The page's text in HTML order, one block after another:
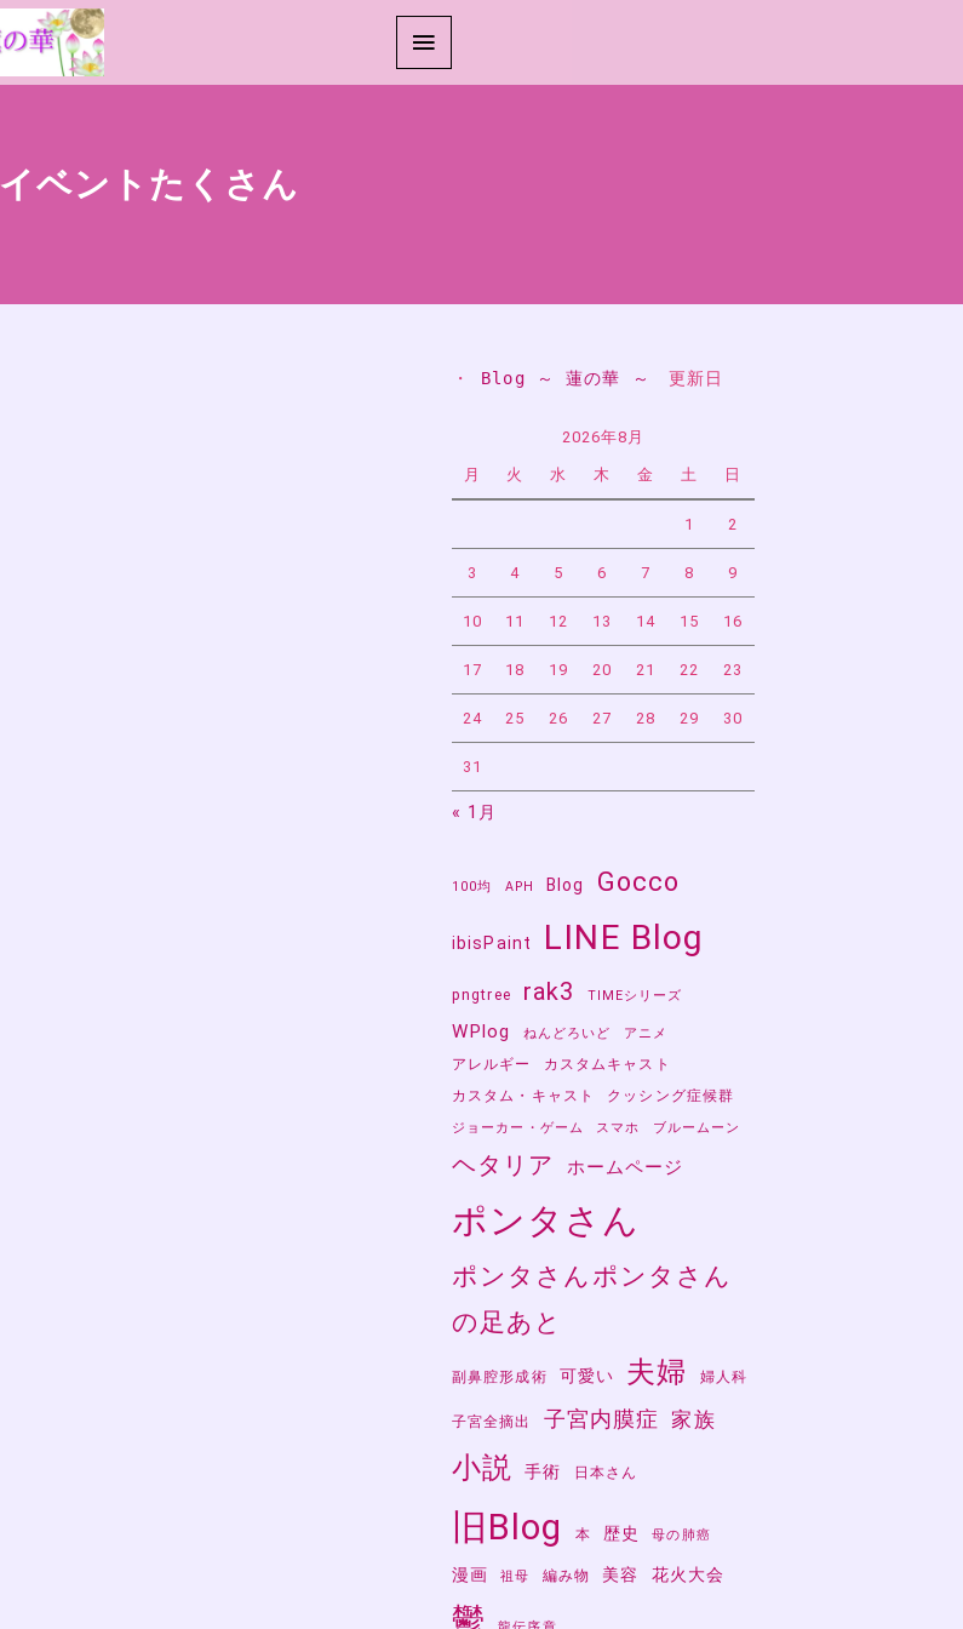
イベントたくさん
・ Blog ～ 蓮の華 ～ 更新日
2026年8月
月 火 水 木 金 土 日
1 2
3 4 5 6 7 8 9
10 11 12 13 14 15 16
17 18 19 20 21 22 23
24 25 26 27 28 29 30
31
« 1月
100均 APH Blog Gocco
ibisPaint LINE Blog
pngtree rak3 TIMEシリーズ
WPlog ねんどろいど アニメ
アレルギー
カスタムキャスト
カスタム・キャスト
クッシング症候群
ジョーカー・ゲーム スマホ ブルームーン
ヘタリア ホームページ
ポンタさん
ポンタさんポンタさん
の足あと
副鼻腔形成術 可愛い 夫婦 婦人科
子宮全摘出 子宮内膜症 家族
小説 手術 日本さん
旧Blog 本 歴史 母の肺癌
漫画 祖母 編み物 美容 花火大会
鬱